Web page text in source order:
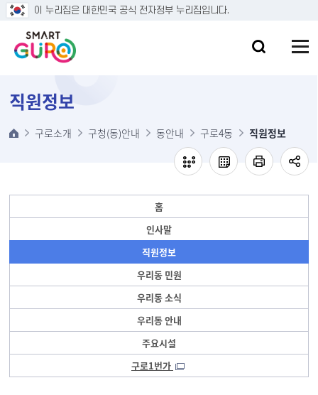
본문 바로가기
이 누리집은 대한민국 공식 전자정부 누리집입니다.
직원정보
구로소개 구청(동)안내 동안내 구로4동 직원정보
홈
인사말
직원정보
우리동 민원
우리동 소식
우리동 안내
주요시설
구로1번가